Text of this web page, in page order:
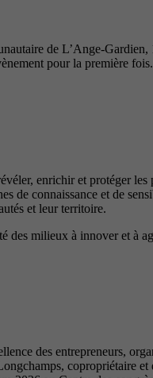
de L’Ange-
pour la première
enrichir et protéger les
de connaissance et de
et leur territoire.
des milieux à innover et à
des entrepreneurs,
copropriétaire